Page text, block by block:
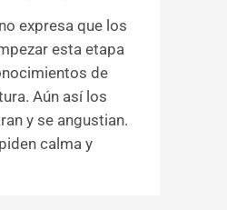
expresa que los
esta etapa
de
Aún así los
y se angustian.
calma y